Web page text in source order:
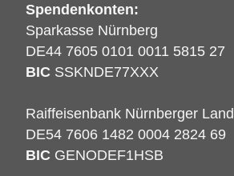
Spendenkonten:
Sparkasse Nürnberg
DE44 7605 0101 0011 5815 27
BIC SSKNDE77XXX
Raiffeisenbank Nürnberger Land
DE54 7606 1482 0004 2824 69
BIC GENODEF1HSB